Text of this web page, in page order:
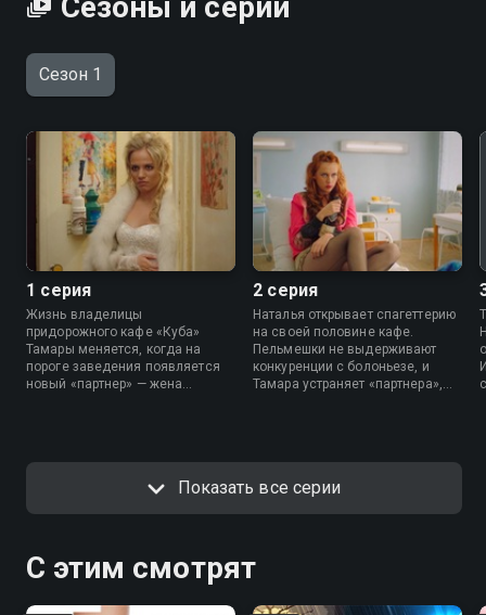
Сезон 1
1 серия
Жизнь владелицы
придорожного кафе «Куба»
Тамары меняется, когда на
пороге заведения появляется
новый «партнер» — жена
а также брошенная прямо на
дороге в день свадьбы невеста
2 серия
Наталья открывает спагеттерию
на своей половине кафе.
Пельмешки не выдерживают
конкуренции с болоньезе, и
Тамара устраняет «партнера»,
рассказывает Марине секрет,
Показать все серии
С этим смотрят